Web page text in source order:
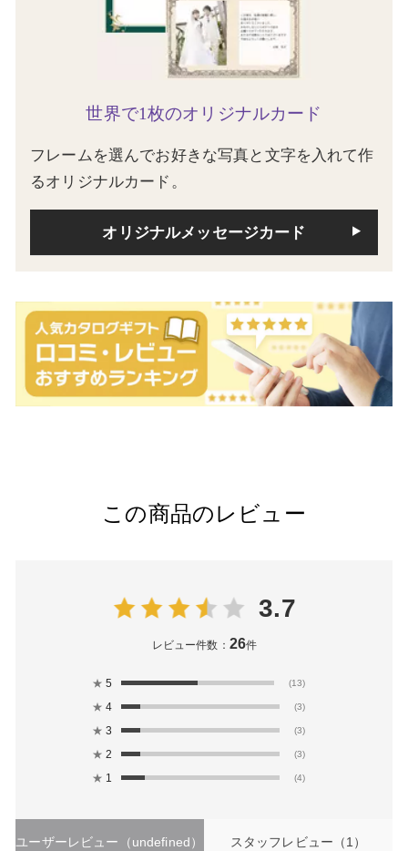
世界で1枚のオリジナルカード
フレームを選んでお好きな写真と文字を入れて作
るオリジナルカード。
オリジナルメッセージカード
この商品のレビュー
3.7
レビュー件数： 26件
★ 5 (13)
★ 4 (3)
★ 3 (3)
★ 2 (3)
★ 1 (4)
ユーザーレビュー （undefined） スタッフレビュー （1）